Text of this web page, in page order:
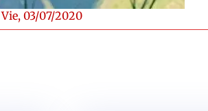
Vie, 03/07/2020